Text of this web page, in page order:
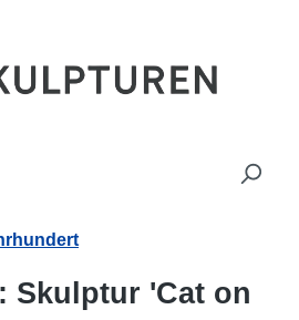
Skulptur 'Cat on